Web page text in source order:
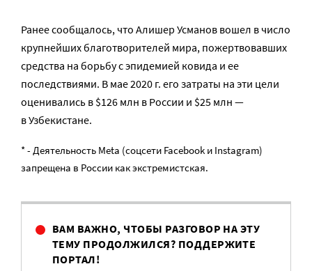
Ранее сообщалось, что Алишер Усманов вошел в число
крупнейших благотворителей мира, пожертвовавших
средства на борьбу с эпидемией ковида и ее
последствиями. В мае 2020 г. его затраты на эти цели
оценивались в $126 млн в России и $25 млн —
в Узбекистане.
* - Деятельность Meta (соцсети Facebook и Instagram)
запрещена в России как экстремистская.
ВАМ ВАЖНО, ЧТОБЫ РАЗГОВОР НА ЭТУ
ТЕМУ ПРОДОЛЖИЛСЯ? ПОДДЕРЖИТЕ
ПОРТАЛ!